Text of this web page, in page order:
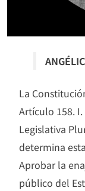
La
Artículo 158.
Legislativa
determina
Aprobar la
público del